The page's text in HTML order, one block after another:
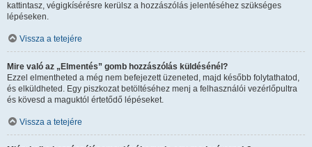
kattintasz, végigkísérésre kerülsz a hozzászólás jelentéséhez szükséges
lépéseken.
Vissza a tetejére
Mire való az „Elmentés” gomb hozzászólás küldésénél?
Ezzel elmentheted a még nem befejezett üzeneted, majd később folytathatod,
és elküldheted. Egy piszkozat betöltéséhez menj a felhasználói vezérlőpultra
és kövesd a maguktól értetődő lépéseket.
Vissza a tetejére